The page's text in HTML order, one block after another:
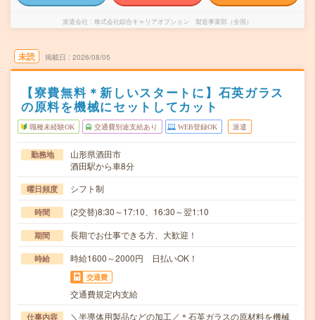
派遣会社 株式会社綜合キャリアオプション 製造事業部（全国）
未読 掲載日 2026/08/05
【寮費無料＊新しいスタートに】石英ガラス
の原料を機械にセットしてカット
職種未経験OK 交通費別途支給あり WEB登録OK 派遣
勤務地
山形県酒田市
酒田駅から車8分
曜日頻度 シフト制
時間 (2交替)8:30～17:10、16:30～翌1:10
期間 長期でお仕事できる方、大歓迎！
時給 時給1600～2000円 日払いOK！
交通費
交通費規定内支給
仕事内容 ＼半導体用製品などの加工／＊石英ガラスの原材料を機械